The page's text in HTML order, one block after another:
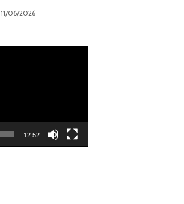
11/06/2026
12:52